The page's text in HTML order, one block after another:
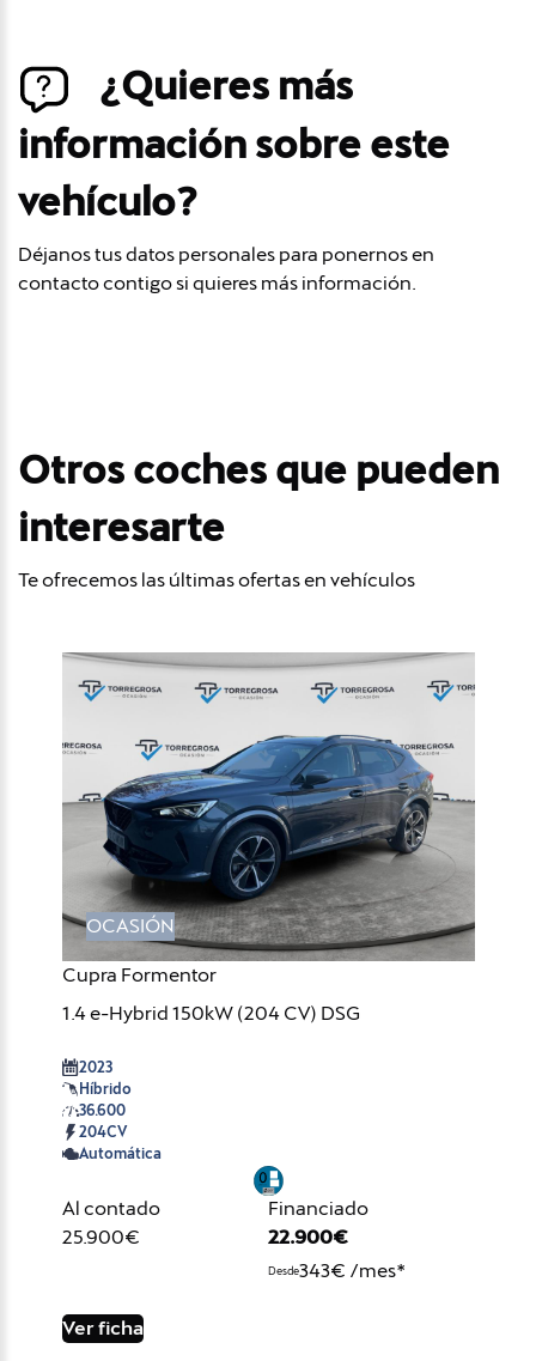
¿Quieres más
información sobre este
vehículo?
Déjanos tus datos personales para ponernos en
contacto contigo si quieres más información.
Otros coches que pueden
interesarte
Te ofrecemos las últimas ofertas en vehículos
OCASIÓN
Cupra Formentor
1.4 e-Hybrid 150kW (204 CV) DSG
2023
Híbrido
36.600
204CV
Automática
Al contado
25.900€
Financiado
22.900€
Desde343€ /mes*
Ver ficha